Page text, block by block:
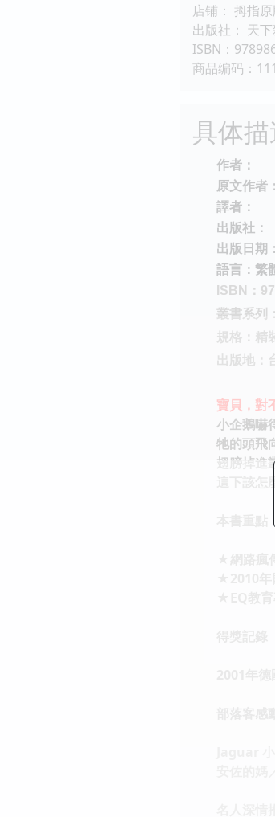
店铺： 拇指
出版社： 天
ISBN：
商品编码：
具体
作者：
原文作者：
譯者：
出版社：
出版日期
語言：繁
ISBN：
叢書系列：
規格：精
出版地：
寶貝，對
小企鵝嚇
牠的頭飛
翅膀掉進
這下該